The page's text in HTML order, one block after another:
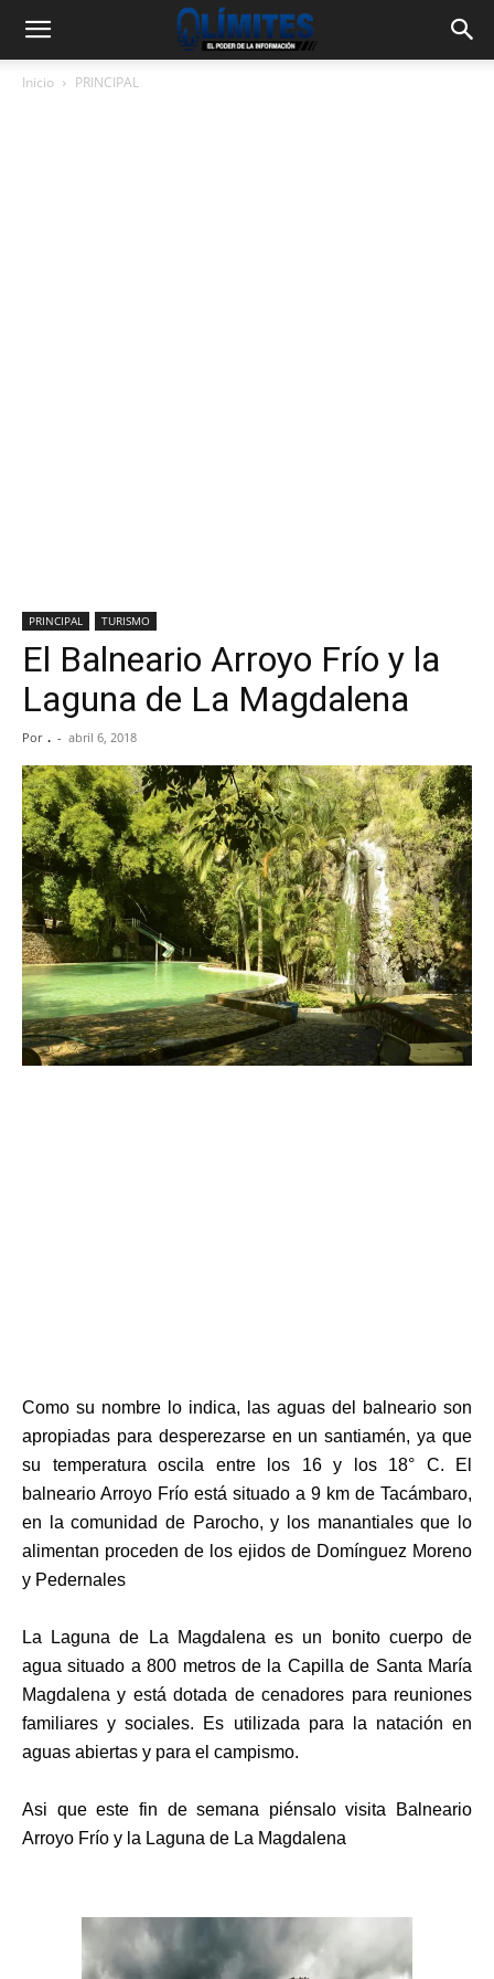
Inicio PRINCIPAL
PRINCIPAL TURISMO
El Balneario Arroyo Frío y la
Laguna de La Magdalena
Por . - abril 6, 2018
Como su nombre lo indica, las aguas del balneario son
apropiadas para desperezarse en un santiamén, ya que
su temperatura oscila entre los 16 y los 18° C. El
balneario Arroyo Frío está situado a 9 km de Tacámbaro,
en la comunidad de Parocho, y los manantiales que lo
alimentan proceden de los ejidos de Domínguez Moreno
y Pedernales
La Laguna de La Magdalena es un bonito cuerpo de
agua situado a 800 metros de la Capilla de Santa María
Magdalena y está dotada de cenadores para reuniones
familiares y sociales. Es utilizada para la natación en
aguas abiertas y para el campismo.
Asi que este fin de semana piénsalo visita Balneario
Arroyo Frío y la Laguna de La Magdalena